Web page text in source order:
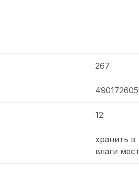
267
12
хранить
влаги